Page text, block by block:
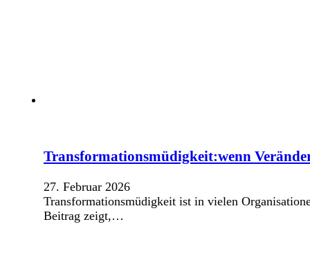
Transformationsmüdigkeit:wenn
27. Februar 2026
Transformationsmüdigkeit ist in vielen
Beitrag zeigt,…